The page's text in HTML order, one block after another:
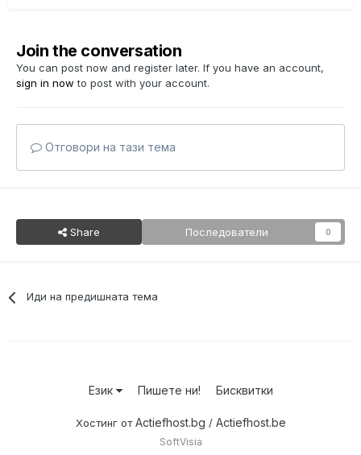
Join the conversation
You can post now and register later. If you have an account,
sign in now to post with your account.
Отговори на тази тема
Share Последователи 0
Иди на предишната тема
Език Пишете ни! Бисквитки
Хостинг отActiefhost.bg / Actiefhost.be
SoftVisia